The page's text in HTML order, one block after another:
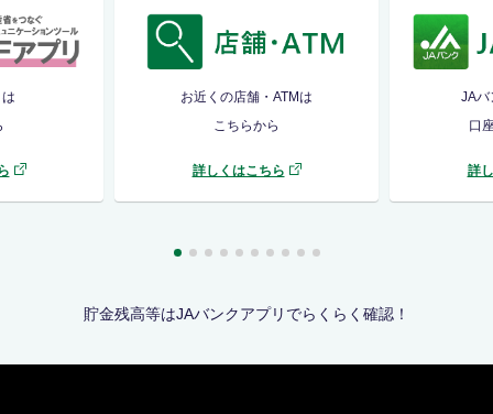
お近くの店舗・ATMは
こちらから
詳しくはこちら
JAバ
口
詳
貯金残高等はJAバンクアプリでらくらく確認！